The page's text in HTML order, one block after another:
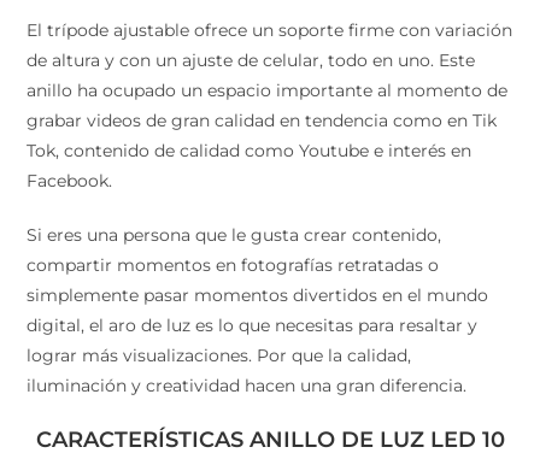
variación de altura y con un ajuste de celular, todo en
uno. Este anillo ha ocupado un espacio importante al
momento de grabar videos de gran calidad en
tendencia como en Tik Tok, contenido de calidad como
Youtube e interés en Facebook.
compartir momentos en fotografías retratadas o
simplemente pasar momentos divertidos en el mundo
digital, el aro de luz es lo que necesitas para resaltar y
lograr más visualizaciones. Por que la calidad,
iluminación y creatividad hacen una gran diferencia.
CARACTERÍSTICAS ANILLO DE LUZ LED 10